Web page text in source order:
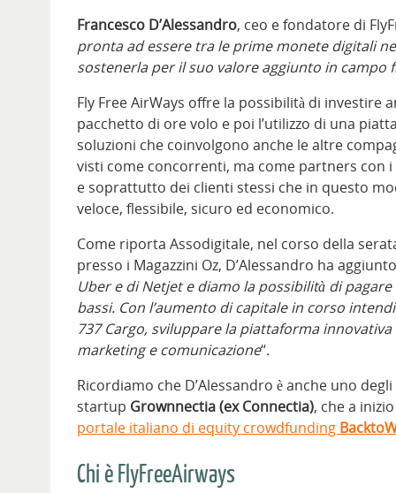
Francesco D’Alessandro, ceo e fondatore di
pronta ad essere tra le prime monete digitali
sostenerla per il suo valore aggiunto in campo
Fly Free AirWays offre la possibilità di
pacchetto di ore volo e poi l’utilizzo di una
soluzioni che coinvolgono anche le altre
visti come concorrenti, ma come partners con
e soprattutto dei clienti stessi che in questo
veloce, flessibile, sicuro ed economico.
Come riporta Assodigitale, nel corso della
presso i Magazzini Oz, D’Alessandro ha
Uber e di Netjet e diamo la possibilità di
bassi. Con l’aumento di capitale in corso
737 Cargo, sviluppare la piattaforma
marketing e comunicazione“.
Ricordiamo che D’Alessandro è anche uno
startup Grownnectia (ex Connectia), che a
portale italiano di equity crowdfunding
Chi è FlyFreeAirways